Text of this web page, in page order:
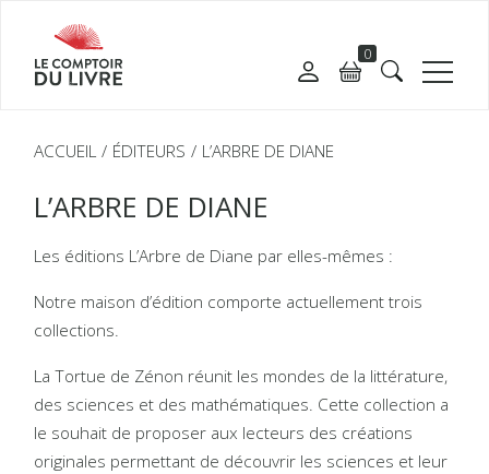
0
ACCUEIL ÉDITEURS L’ARBRE DE DIANE
L’ARBRE DE DIANE
Les éditions L’Arbre de Diane par elles-mêmes :
Notre maison d’édition comporte actuellement trois
collections.
La Tortue de Zénon réunit les mondes de la littérature,
des sciences et des mathématiques. Cette collection a
le souhait de proposer aux lecteurs des créations
originales permettant de découvrir les sciences et leur